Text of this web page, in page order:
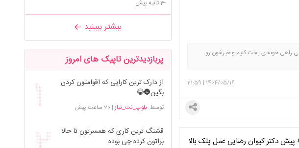
راهی خونه ی بخت کنیم و خیرشون رو
1404/05/16
|
21:59
دکتر کیوان رضایی عمل پلک بالا
-3 ثانیه پیش
بیشتر ببینید
پربازدیدترین تاپیک های امروز
از دارک ترین کارایی که اقوامتون کردن
بگین🌚😂
توسطبلوپ_نت_نیاز| 20 ساعت پیش
قشنگ ترین کاری که همسرتون تا حالا
براتون کرده چی بوده